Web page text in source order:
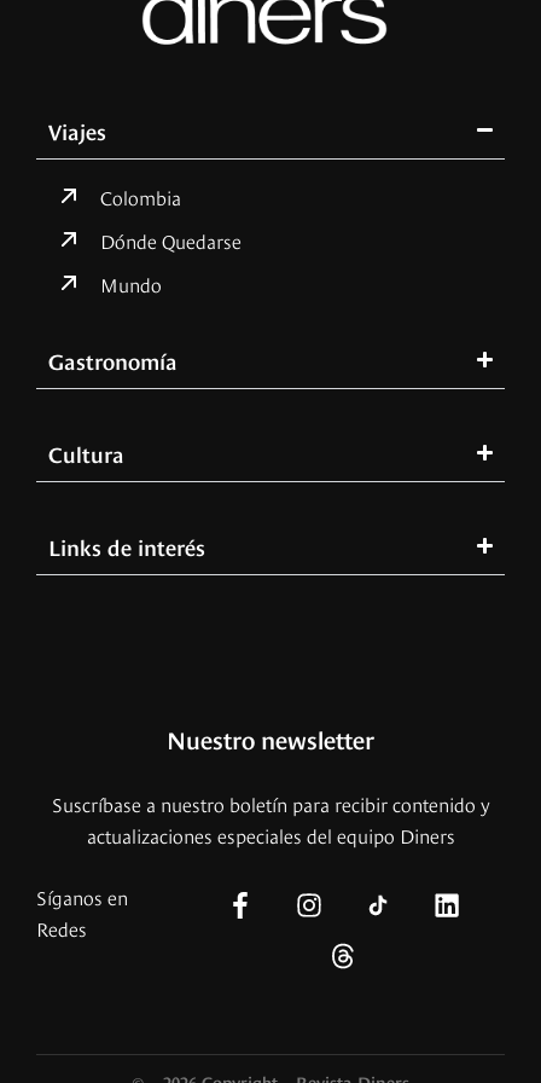
Viajes
Colombia
Dónde Quedarse
Mundo
Gastronomía
Cultura
Links de interés
Nuestro newsletter
Suscríbase a nuestro boletín para recibir contenido y
actualizaciones especiales del equipo Diners
Síganos en
Redes